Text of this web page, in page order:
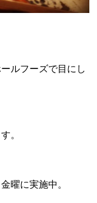
ルフーズで目にし
。
曜に実施中。